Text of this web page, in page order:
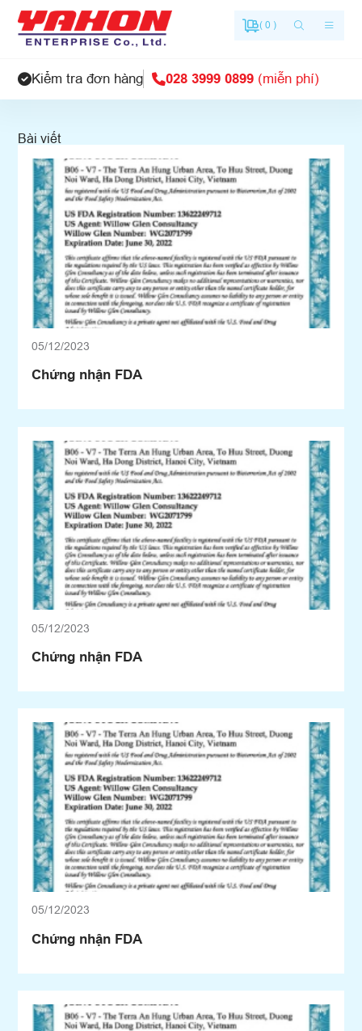
( 0 )
Kiểm tra đơn hàng 028 3999 0899 (miễn phí)
GIỚI THIỆU
Bài viết
05/12/2023
Chứng nhận FDA
05/12/2023
Chứng nhận FDA
05/12/2023
Chứng nhận FDA